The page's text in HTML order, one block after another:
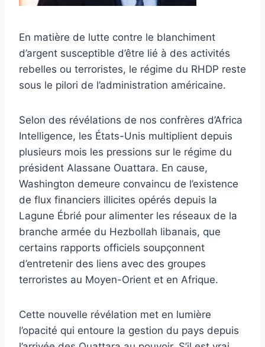
En matière de lutte contre le blanchiment
d’argent susceptible d’être lié à des activités
rebelles ou terroristes, le régime du RHDP reste
sous le pilori de l’administration américaine.
Selon des révélations de nos confrères d’Africa
Intelligence, les États-Unis multiplient depuis
plusieurs mois les pressions sur le régime du
président Alassane Ouattara. En cause,
Washington demeure convaincu de l’existence
de flux financiers illicites opérés depuis la
Lagune Ébrié pour alimenter les réseaux de la
branche armée du Hezbollah libanais, que
certains rapports officiels soupçonnent
d’entretenir des liens avec des groupes
terroristes au Moyen-Orient et en Afrique.
Cette nouvelle révélation met en lumière
l’opacité qui entoure la gestion du pays depuis